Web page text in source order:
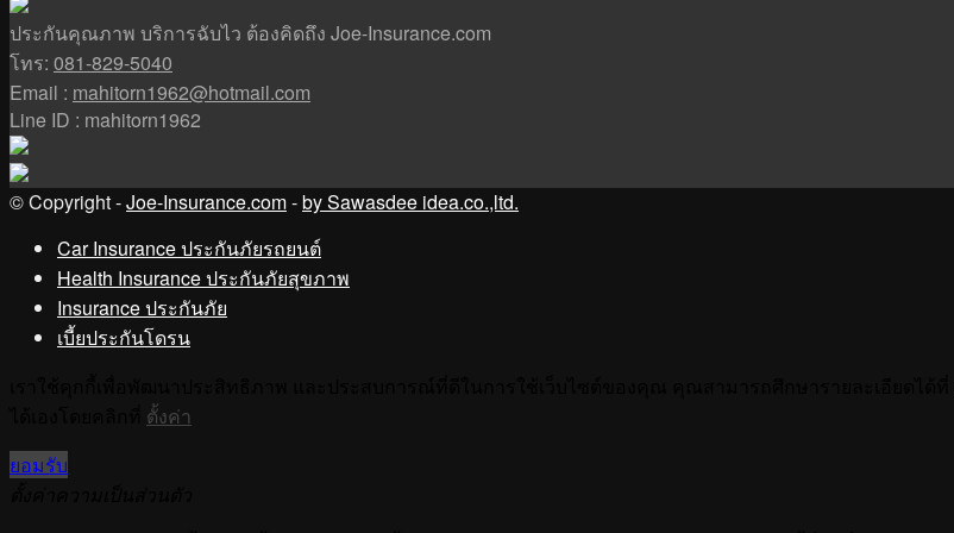
ประกันคุณภาพ บริการฉับไว ต้องคิดถึง Joe-Insurance.com
โทร: 081-829-5040
Email : mahitorn1962@hotmail.com
Line ID : mahitorn1962
© Copyright -Joe-Insurance.com-by Sawasdee idea.co.,ltd.
Car Insurance ประกันภัยรถยนต์
Health Insurance ประกันภัยสุขภาพ
Insurance ประกันภัย
เบี้ยประกันโดรน
ตั้งค่า
ยอมรับ